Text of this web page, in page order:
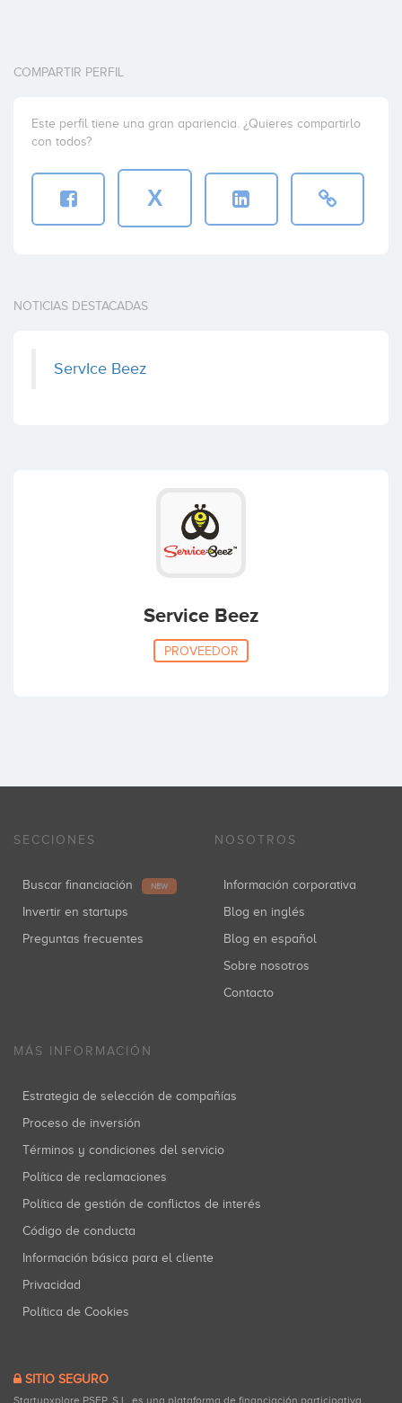
COMPARTIR PERFIL
Este perfil tiene una gran apariencia. ¿Quieres compartirlo
con todos?
X
NOTICIAS DESTACADAS
ServIce Beez
Service Beez
PROVEEDOR
SECCIONES
Buscar financiación NEW
Invertir en startups
Preguntas frecuentes
NOSOTROS
Información corporativa
Blog en inglés
Blog en español
Sobre nosotros
Contacto
MÁS INFORMACIÓN
Estrategia de selección de compañías
Proceso de inversión
Términos y condiciones del servicio
Política de reclamaciones
Política de gestión de conflictos de interés
Código de conducta
Información básica para el cliente
Privacidad
Política de Cookies
SITIO SEGURO
Startupxplore PSFP, S.L. es una plataforma de financiación participativa